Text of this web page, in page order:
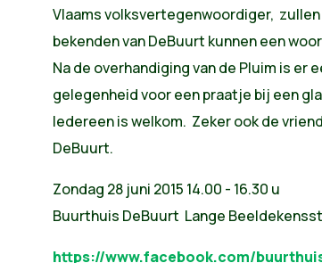
Vlaams volksvertegenwoordiger,
bekenden van DeBuurt kunnen een
Na de overhandiging van de Pluim is er
gelegenheid voor een praatje bij een
Iedereen is welkom. Zeker ook de
DeBuurt.
Zondag 28 juni 2015 14.00 - 16.30 u
Buurthuis DeBuurt Lange
https://www.facebook.com/